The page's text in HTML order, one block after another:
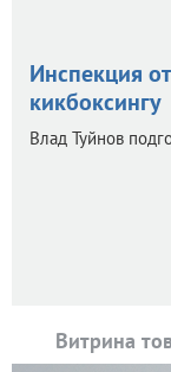
Инспекция
кикбоксингу
Влад Туйнов
Витрина